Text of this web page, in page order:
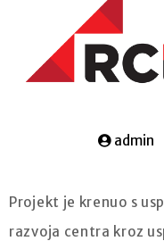
admin
Projekt je krenuo s
razvoja centra kroz